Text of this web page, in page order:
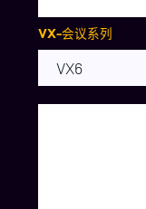
VX-会议系列
VX6